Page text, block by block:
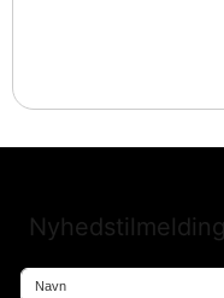
Nyhedstilmelding